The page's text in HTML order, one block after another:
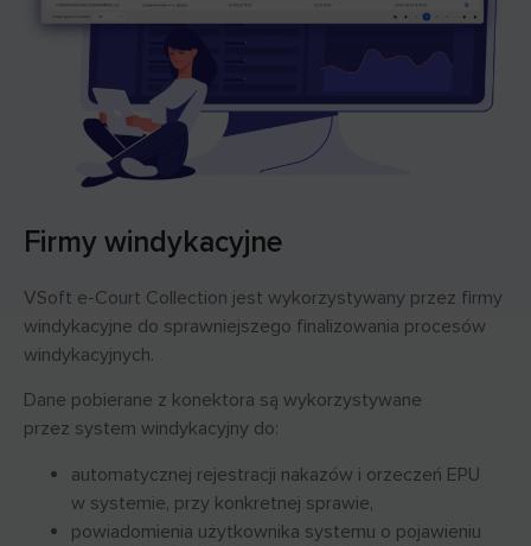
Firmy windykacyjne
VSoft e-Court Collection jest wykorzystywany przez firmy
windykacyjne do sprawniejszego finalizowania procesów
windykacyjnych.
Dane pobierane z konektora są wykorzystywane
przez system windykacyjny do:
automatycznej rejestracji nakazów i orzeczeń EPU
w systemie, przy konkretnej sprawie,
powiadomienia użytkownika systemu o pojawieniu